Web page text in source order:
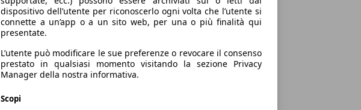
dispositivo dell’utente per riconoscerlo ogni volta che l’utente si
connette a un’app o a un sito web, per una o più finalità qui
presentate.
L’utente può modificare le sue preferenze o revocare il consenso
prestato in qualsiasi momento visitando la sezione Privacy
Manager della nostra informativa.
Scopi